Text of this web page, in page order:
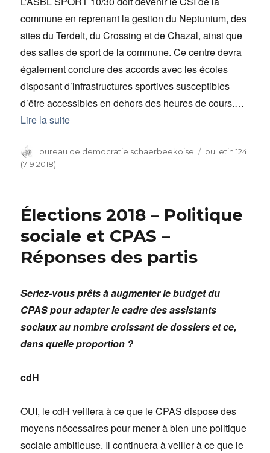
commune en reprenant la gestion du Neptunium, des
sites du Terdelt, du Crossing et de Chazal, ainsi que
des salles de sport de la commune. Ce centre devra
également conclure des accords avec les écoles
disposant d’infrastructures sportives susceptibles
d’être accessibles en dehors des heures de cours.…
Lire la suite
Auteur
bureau de democratie schaerbeekoise Catégories
bulletin 124
(7-9 2018)
Élections 2018 – Politique
sociale et CPAS –
Réponses des partis
Seriez-vous prêts à augmenter le budget du
CPAS pour adapter le cadre des assistants
sociaux au nombre croissant de dossiers et ce,
dans quelle proportion ?
cdH
OUI, le cdH veillera à ce que le CPAS dispose des
moyens nécessaires pour mener à bien une politique
sociale ambitieuse. Il continuera à veiller à ce que le